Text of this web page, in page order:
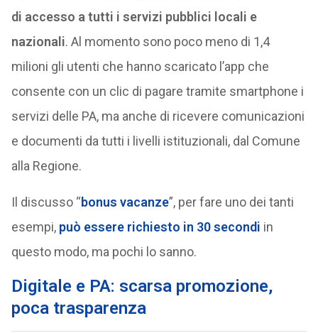
di accesso a tutti i servizi pubblici locali e
nazionali. Al momento sono poco meno di 1,4
milioni gli utenti che hanno scaricato l’app che
consente con un clic di pagare tramite smartphone i
servizi delle PA, ma anche di ricevere comunicazioni
e documenti da tutti i livelli istituzionali, dal Comune
alla Regione.
Il discusso “bonus vacanze”, per fare uno dei tanti
esempi, può essere richiesto in 30 secondi in
questo modo, ma pochi lo sanno.
Digitale e PA: scarsa promozione,
poca trasparenza